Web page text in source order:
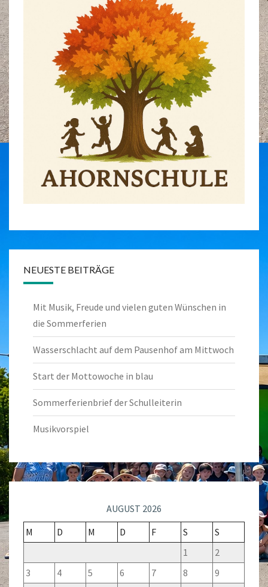
NEUESTE BEITRÄGE
Mit Musik, Freude und vielen guten Wünschen in
die Sommerferien
Wasserschlacht auf dem Pausenhof am Mittwoch
Start der Mottowoche in blau
Sommerferienbrief der Schulleiterin
Musikvorspiel
AUGUST 2026
M
D M D F S
S
1
2
3
4 5 6 7 8
9